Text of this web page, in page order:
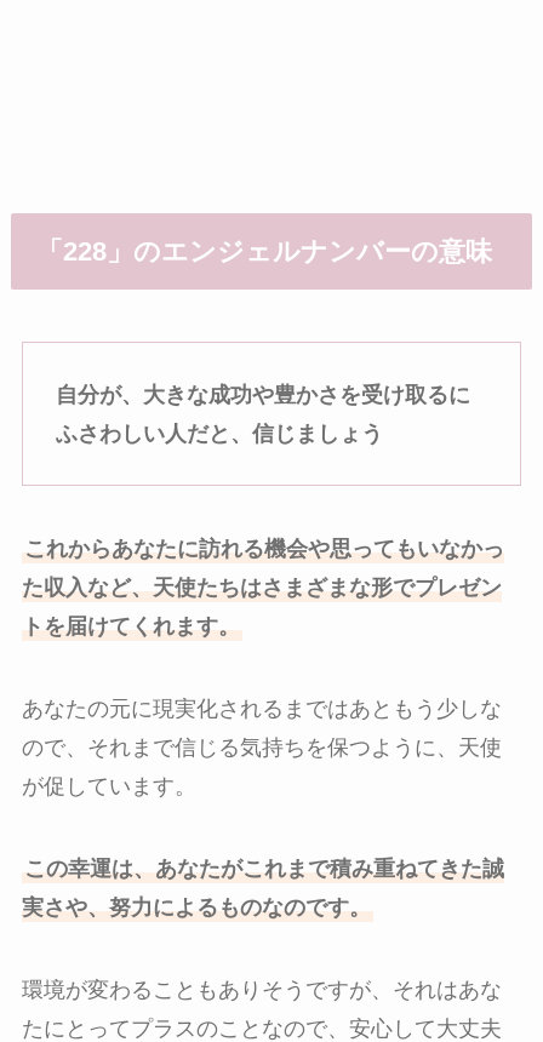
「228」のエンジェルナンバーの意味
自分が、大きな成功や豊かさを受け取るに
ふさわしい人だと、信じましょう
これからあなたに訪れる機会や思ってもいなかっ
た収入など、天使たちはさまざまな形でプレゼン
トを届けてくれます。
あなたの元に現実化されるまではあともう少しな
ので、それまで信じる気持ちを保つように、天使
が促しています。
この幸運は、あなたがこれまで積み重ねてきた誠
実さや、努力によるものなのです。
環境が変わることもありそうですが、それはあな
たにとってプラスのことなので、安心して大丈夫